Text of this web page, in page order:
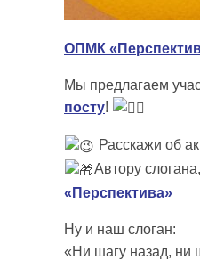
ОПМК
Мы предлагаем
посту!
Расскажи об
Автору
«Перспектива»
Ну и наш слоган:
«Ни шагу назад, ни